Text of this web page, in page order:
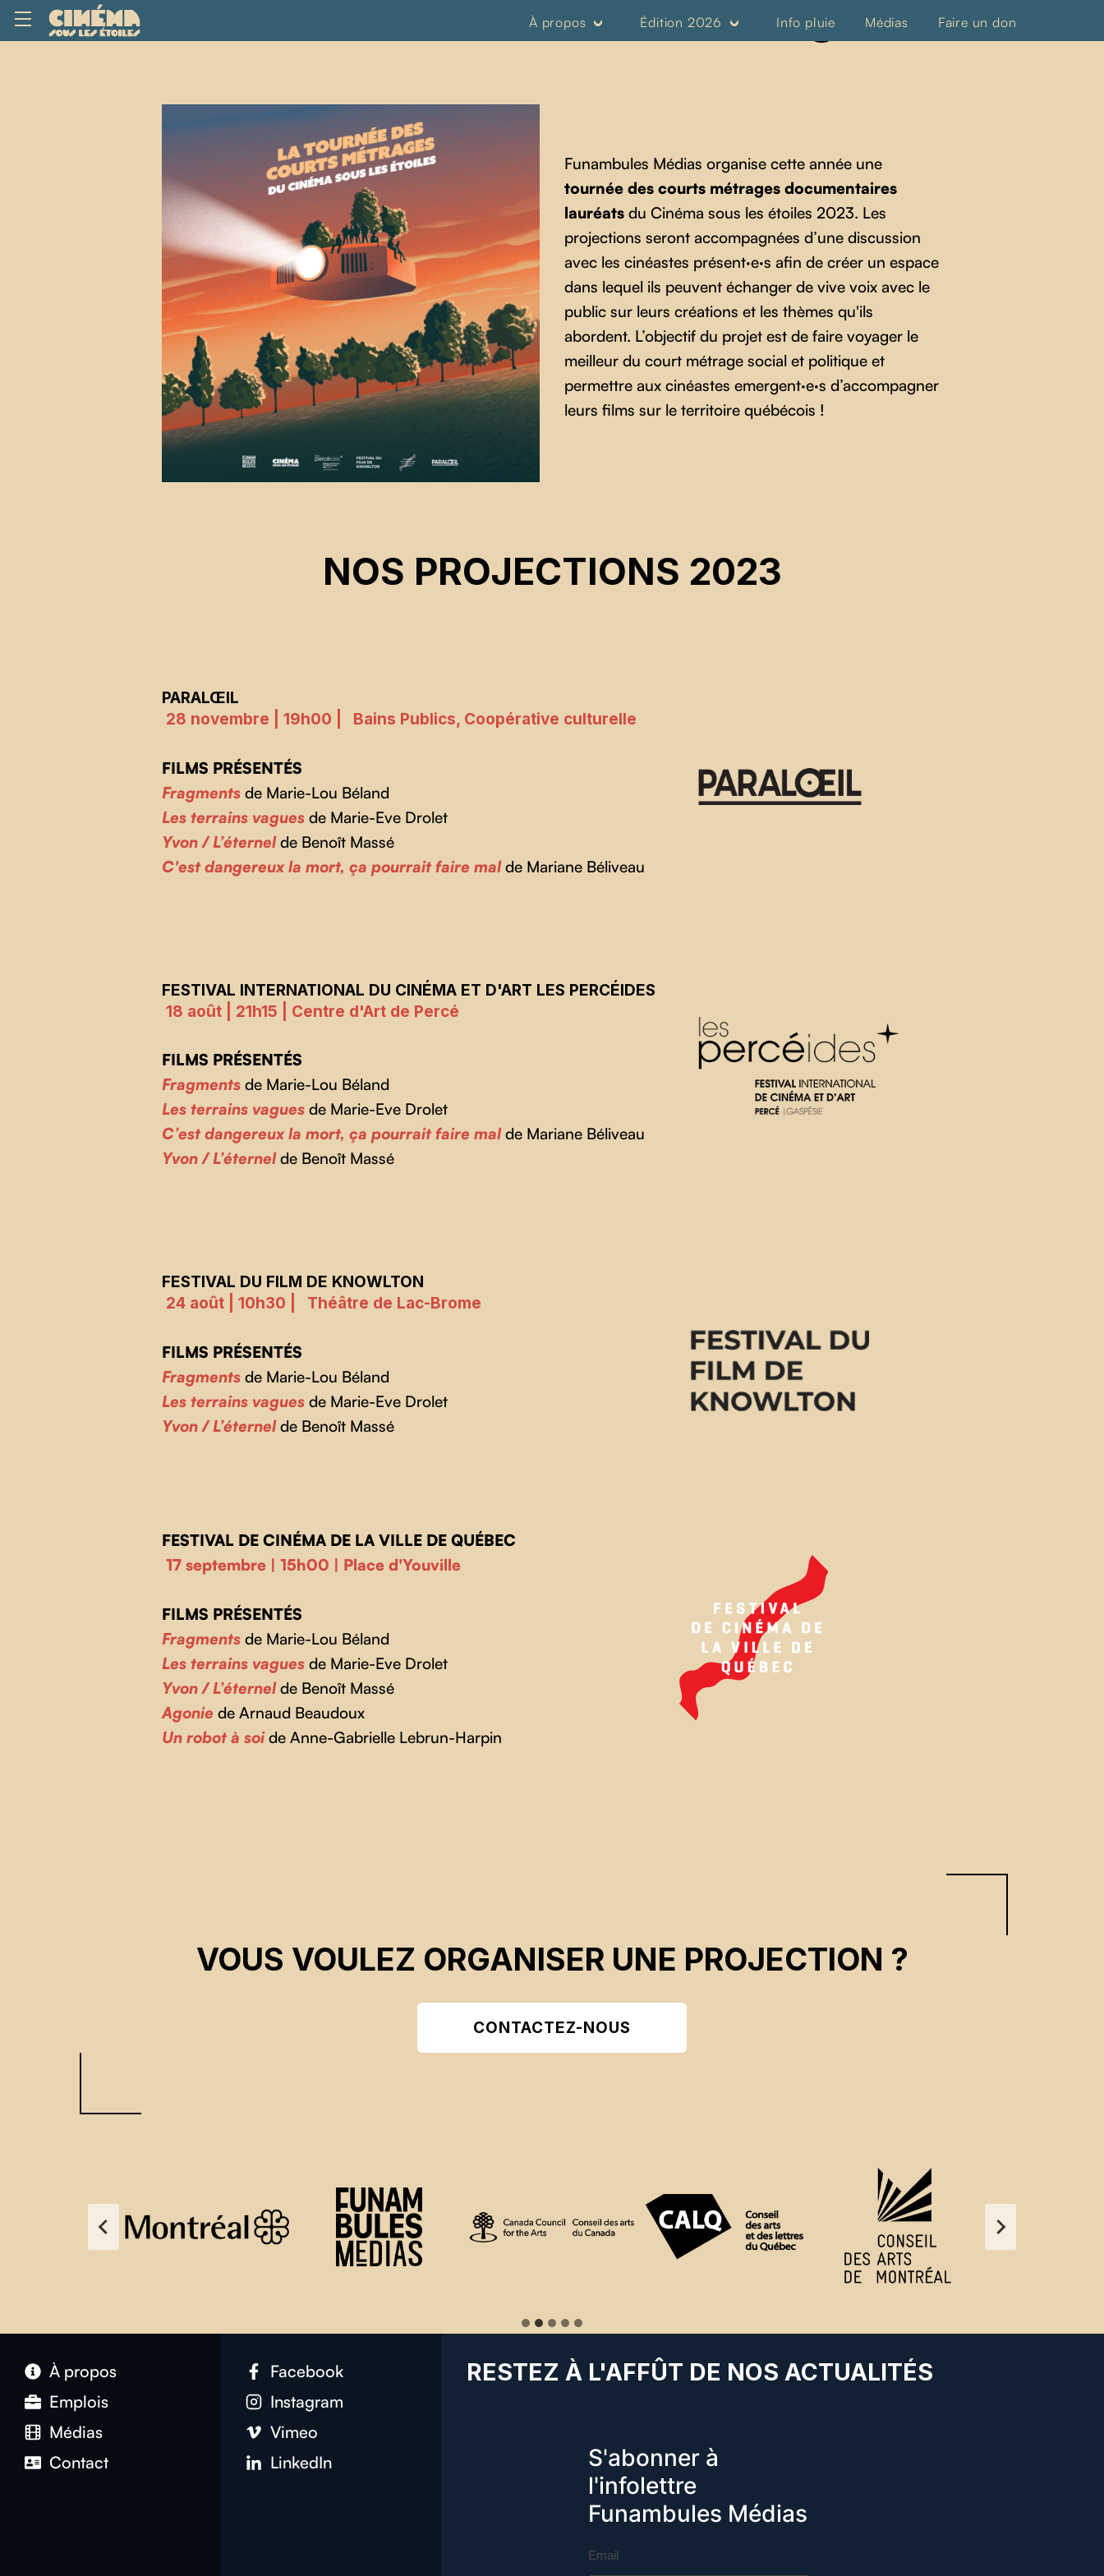
À propos Édition 2026 Info pluie Médias Faire un don
Tournée des courts métrages
Funambules Médias organise cette année une
tournée des courts métrages documentaires
lauréats du Cinéma sous les étoiles 2023. Les
projections seront accompagnées d’une discussion
avec les cinéastes présent·e·s afin de créer un espace
dans lequel ils peuvent échanger de vive voix avec le
public sur leurs créations et les thèmes qu'ils
abordent. L’objectif du projet est de faire voyager le
meilleur du court métrage social et politique et
permettre aux cinéastes emergent·e·s d’accompagner
leurs films sur le territoire québécois !
NOS PROJECTIONS 2023
PARALŒIL
28 novembre | 19h00 |
Bains Publics, Coopérative culturelle
FILMS PRÉSENTÉS
Fragments de Marie-Lou Béland
Les terrains vagues de Marie-Eve Drolet
Yvon / L’éternelde Benoît Massé
C'est dangereux la mort, ça pourrait faire malde Mariane Béliveau
FESTIVAL INTERNATIONAL DU CINÉMA ET D'ART LES PERCÉIDES
18 août | 21h15 | Centre d'Art de Percé
FILMS PRÉSENTÉS
Fragments de Marie-Lou Béland
Les terrains vagues de Marie-Eve Drolet
C’est dangereux la mort, ça pourrait faire mal de Mariane Béliveau
Yvon / L’éternelde Benoît Massé
FESTIVAL DU FILM DE KNOWLTON
24 août | 10h30 |
Théâtre de Lac-Brome
FILMS PRÉSENTÉS
Fragments de Marie-Lou Béland
Les terrains vagues de Marie-Eve Drolet
Yvon / L’éternelde Benoît Massé
FESTIVAL DE CINÉMA DE LA VILLE DE QUÉBEC
17 septembre | 15h00 | Place d'Youville
FILMS PRÉSENTÉS
Fragments de Marie-Lou Béland
Les terrains vagues de Marie-Eve Drolet
Yvon / L’éternelde Benoît Massé
Agonie de Arnaud Beaudoux
Un robot à soide Anne-Gabrielle Lebrun-Harpin
VOUS VOULEZ ORGANISER UNE PROJECTION ?
CONTACTEZ-NOUS
À propos
Emplois
Médias
Contact
Facebook
Instagram
Vimeo
LinkedIn
RESTEZ À L'AFFÛT DE NOS ACTUALITÉS
S'abonner à
l'infolettre
Funambules Médias
Email